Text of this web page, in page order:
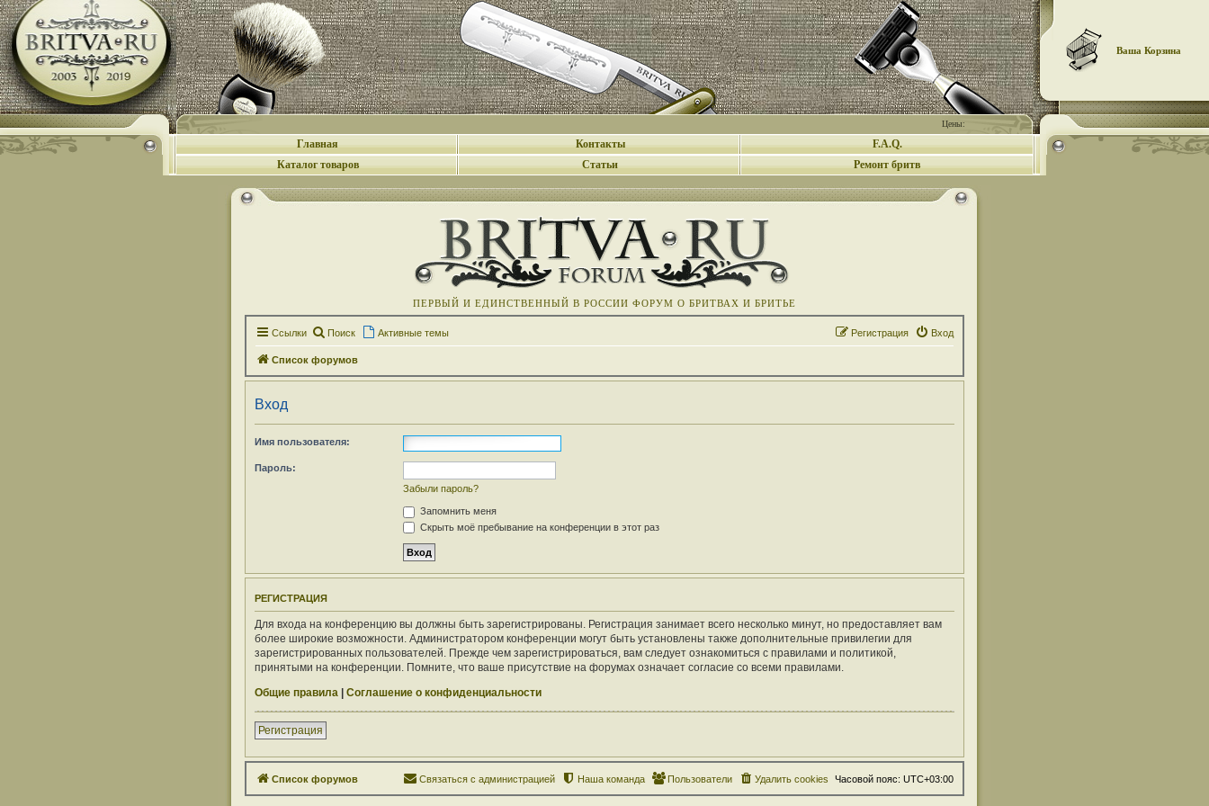
Цены:
Ваша Корзина
Главная Контакты
F.A.Q.
Каталог товаров
Статьи Ремонт бритв
ПЕРВЫЙ И ЕДИНСТВЕННЫЙ В РОССИИ ФОРУМ О БРИТВАХ И БРИТЬЕ
Ссылки Поиск Активные темы Вход
Регистрация
Список форумов
Вход
Имя пользователя:
Пароль:
Забыли пароль?
Запомнить меня
Скрыть моё пребывание на конференции в этот раз
РЕГИСТРАЦИЯ
Для входа на конференцию вы должны быть зарегистрированы. Регистрация занимает всего несколько минут, но предоставляет вам
более широкие возможности. Администратором конференции могут быть установлены также дополнительные привилегии для
зарегистрированных пользователей. Прежде чем зарегистрироваться, вам следует ознакомиться с правилами и политикой,
принятыми на конференции. Помните, что ваше присутствие на форумах означает согласие со всеми правилами.
Общие правила | Соглашение о конфиденциальности
Регистрация
Список форумов Часовой пояс: UTC+03:00
Удалить cookies
Пользователи
Наша команда
Связаться с администрацией